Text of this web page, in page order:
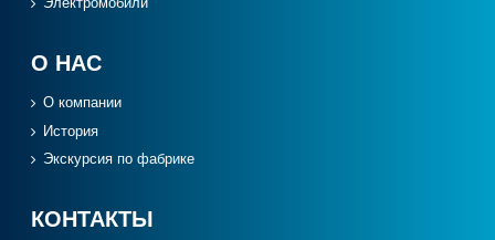
Электромобили
О НАС
О компании
История
Экскурсия по фабрике
КОНТАКТЫ